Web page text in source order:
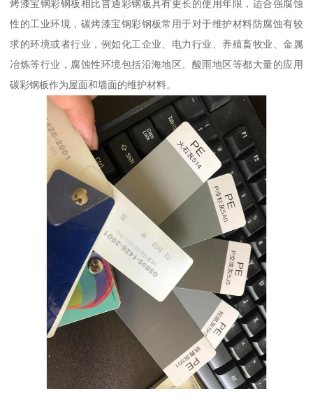
烤漆宝钢彩钢板相比普通彩钢板具有更长的使用年限，适合强腐蚀
性的工业环境，碳烤漆宝钢彩钢板常用于对于维护材料防腐蚀有较
求的环境或者行业，例如化工企业、电力行业、养殖畜牧业、金属
冶炼等行业，腐蚀性环境包括沿海地区、酸雨地区等都大量的应用
碳彩钢板作为屋面和墙面的维护材料。